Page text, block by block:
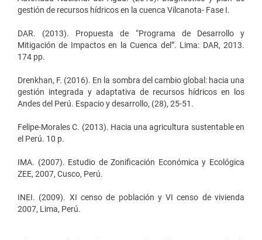
gestión de recursos hídricos en la cuenca Vilcanota- Fase I.
DAR. (2013). Propuesta de “Programa de Desarrollo y
Mitigación de Impactos en la Cuenca del”. Lima: DAR, 2013.
174 pp.
Drenkhan, F. (2016). En la sombra del cambio global: hacia una
gestión integrada y adaptativa de recursos hídricos en los
Andes del Perú. Espacio y desarrollo, (28), 25-51.
Felipe-Morales C. (2013). Hacia una agricultura sustentable en
el Perú. 10 p.
IMA. (2007). Estudio de Zonificación Económica y Ecológica
ZEE, 2007, Cusco, Perú.
INEI. (2009). XI censo de población y VI censo de vivienda
2007, Lima, Perú.